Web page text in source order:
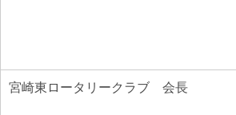
宮崎東ロータリークラブ 会長